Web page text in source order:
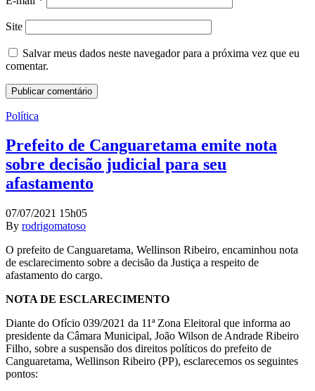
Site
Salvar meus dados neste navegador para a próxima vez que eu
comentar.
Política
Prefeito de Canguaretama emite nota
sobre decisão judicial para seu
afastamento
07/07/2021 15h05
By rodrigomatoso
O prefeito de Canguaretama, Wellinson Ribeiro, encaminhou nota
de esclarecimento sobre a decisão da Justiça a respeito de
afastamento do cargo.
NOTA DE ESCLARECIMENTO
Diante do Ofício 039/2021 da 11ª Zona Eleitoral que informa ao
presidente da Câmara Municipal, João Wilson de Andrade Ribeiro
Filho, sobre a suspensão dos direitos políticos do prefeito de
Canguaretama, Wellinson Ribeiro (PP), esclarecemos os seguintes
pontos: